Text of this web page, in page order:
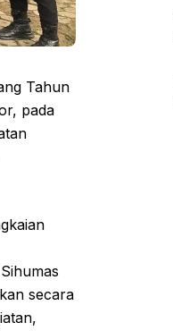
Tahun
pada
secara